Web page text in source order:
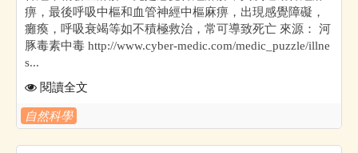
痹，最後呼吸中樞和血管神經中樞麻痹，出現感覺障礙，
癱瘓，呼吸衰竭等如不積極救治，常可導致死亡 來源： 河
豚毒素中毒 http://www.cyber-medic.com/medic_puzzle/illne
s...
閱讀全文
自然科學